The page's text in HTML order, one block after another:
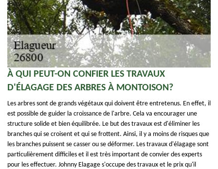
À QUI PEUT-ON CONFIER LES TRAVAUX
D'ÉLAGAGE DES ARBRES À MONTOISON?
Les arbres sont de grands végétaux qui doivent être entretenus. En effet, il
est possible de guider la croissance de l'arbre. Cela va encourager une
structure solide et bien équilibrée. Le but des travaux est d'éliminer les
branches qui se croisent et qui se frottent. Ainsi, il y a moins de risques que
les branches puissent se casser ou se déformer. Les travaux d'élagage sont
particulièrement difficiles et il est très important de convier des experts
pour les effectuer. Johnny Elagage s'occupe des travaux et le prix qu'il